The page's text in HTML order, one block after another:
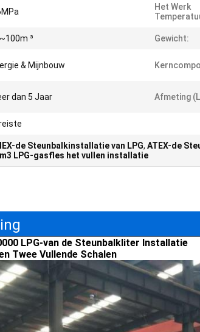
Het Werk
³ Gewicht:
& Mijnbouw
dan 5 Jaar Afmeting
de Steunbalkinstallatie van LPG, ATEX-de
LPG-gasfles het vullen installatie
LPG-van de Steunbalkliter Installatie
Twee Vullende Schalen